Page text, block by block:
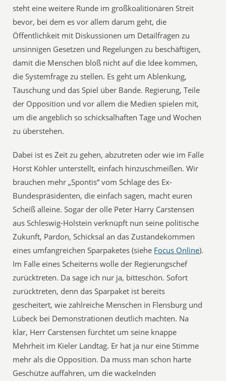
steht eine weitere Runde im großkoalitionären Streit
bevor, bei dem es vor allem darum geht, die
Öffentlichkeit mit Diskussionen um Detailfragen zu
unsinnigen Gesetzen und Regelungen zu beschäftigen,
damit die Menschen bloß nicht auf die Idee kommen,
die Systemfrage zu stellen. Es geht um Ablenkung,
Täuschung und das Spiel über Bande. Regierung, Teile
der Opposition und vor allem die Medien spielen mit,
um die angeblich so schicksalhaften Tage und Wochen
zu überstehen.
Dabei ist es Zeit zu gehen, abzutreten oder wie im Falle
Horst Köhler unterstellt, einfach hinzuschmeißen. Wir
brauchen mehr „Spontis“ vom Schlage des Ex-
Bundespräsidenten, die einfach sagen, macht euren
Scheiß alleine. Sogar der olle Peter Harry Carstensen
aus Schleswig-Holstein verknüpft nun seine politische
Zukunft, Pardon, Schicksal an das Zustandekommen
eines umfangreichen Sparpaketes (siehe Focus Online).
Im Falle eines Scheiterns wolle der Regierungschef
zurücktreten. Da sage ich nur ja, bitteschön. Sofort
zurücktreten, denn das Sparpaket ist bereits
gescheitert, wie zahlreiche Menschen in Flensburg und
Lübeck bei Demonstrationen deutlich machten. Na
klar, Herr Carstensen fürchtet um seine knappe
Mehrheit im Kieler Landtag. Er hat ja nur eine Stimme
mehr als die Opposition. Da muss man schon harte
Geschütze auffahren, um die wackelnden